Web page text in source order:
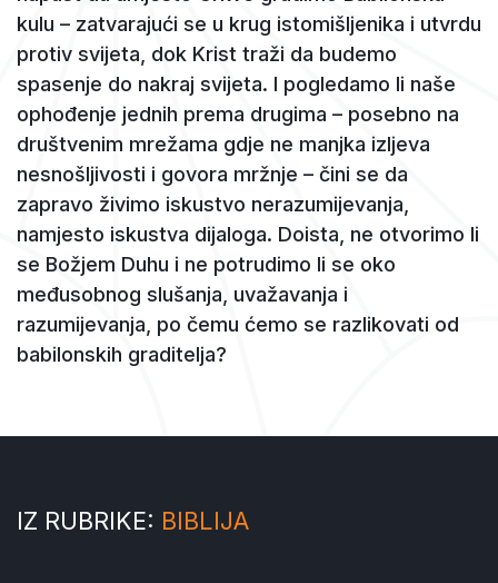
kulu – zatvarajući se u krug istomišljenika i utvrdu
protiv svijeta, dok Krist traži da budemo
spasenje do nakraj svijeta. I pogledamo li naše
ophođenje jednih prema drugima – posebno na
društvenim mrežama gdje ne manjka izljeva
nesnošljivosti i govora mržnje – čini se da
zapravo živimo iskustvo nerazumijevanja,
namjesto iskustva dijaloga. Doista, ne otvorimo li
se Božjem Duhu i ne potrudimo li se oko
međusobnog slušanja, uvažavanja i
razumijevanja, po čemu ćemo se razlikovati od
babilonskih graditelja?
IZ RUBRIKE: BIBLIJA